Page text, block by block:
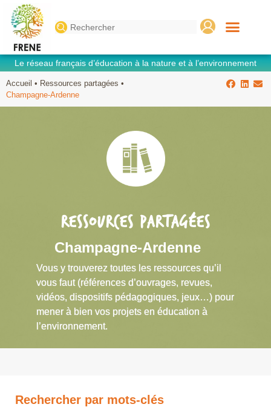
Search
for:
Le réseau français d’éducation à la nature et à l’environnement
Accueil • Ressources partagées •
Champagne-Ardenne
RESSOURCES PARTAGÉES
Champagne-Ardenne
Vous y trouverez toutes les ressources qu’il
vous faut (références d’ouvrages, revues,
vidéos, dispositifs pédagogiques, jeux…) pour
mener à bien vos projets en éducation à
l’environnement.
Rechercher par mots-clés